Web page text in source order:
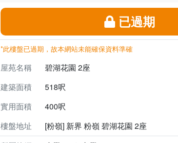
已過期
*此樓盤已過期，故本網站未能確保資料準確
屋苑名稱
碧湖花園 2座
建築面積
518呎
實用面積
400呎
樓盤地址
[粉嶺] 新界 粉嶺 碧湖花園 2座